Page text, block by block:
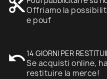
content_cutOffriamo la
e pouf
undo14 GIORNI PER
Se acquisti online,
restituire la merce!